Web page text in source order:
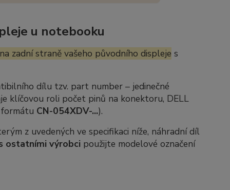
u notebooku
zadní straně vašeho původního displeje s
dílu tzv. part number– jedinečné
klíčovou roli počet pinů na konektoru, DELL
CN-054XDV-...).
z uvedených ve specifikaci níže, náhradní díl
ostatními výrobci použijte modelové označení